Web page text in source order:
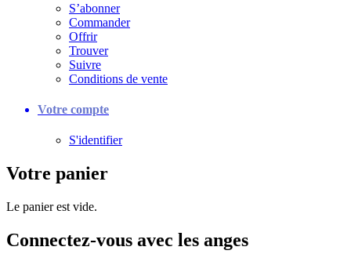
S’abonner
Commander
Offrir
Trouver
Suivre
Conditions de vente
Votre compte
S'identifier
Votre panier
Le panier est vide.
Connectez-vous avec les anges